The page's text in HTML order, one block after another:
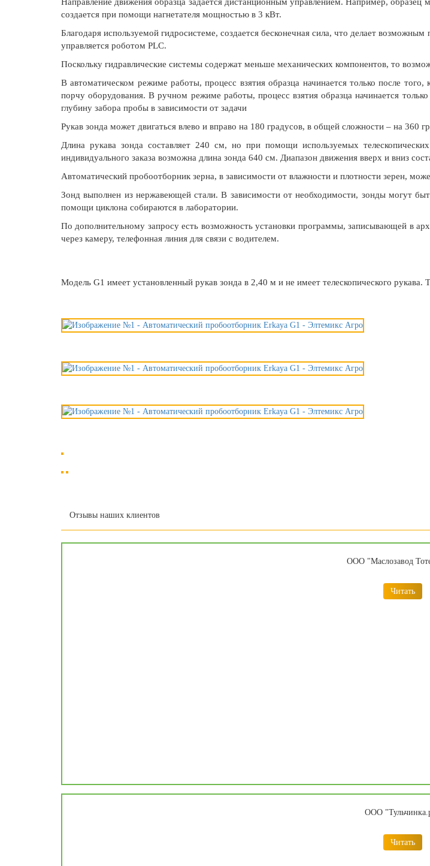
создается при помощи нагнетателя мощностью в 3 кВт.
Благодаря используемой гидросистеме, создается бесконечная сила, что делает
управляется роботом PLC.
Поскольку гидравлические системы содержат меньше механических компонентов, то
В автоматическом режиме работы, процесс взятия образца начинается только после
порчу оборудования. В ручном режиме работы, процесс взятия образца начинается
глубину забора пробы в зависимости от задачи
Рукав зонда может двигаться влево и вправо на 180 градусов, в общей сложности – на 360
Длина рукава зонда составляет 240 см, но при помощи используемых
индивидуального заказа возможна длина зонда 640 см. Диапазон движения вверх и вниз
Автоматический пробоотборник зерна, в зависимости от влажности и плотности зерен,
Зонд выполнен из нержавеющей стали. В зависимости от необходимости, зонды могут
помощи циклона собираются в лаборатории.
По дополнительному запросу есть возможность установки программы, записывающей в
через камеру, телефонная линия для связи с водителем.
Модель G1 имеет установленный рукав зонда в 2,40 м и не имеет телескопического
Отзывы наших клиентов
ООО "Маслозавод
Читать
ООО
Читать